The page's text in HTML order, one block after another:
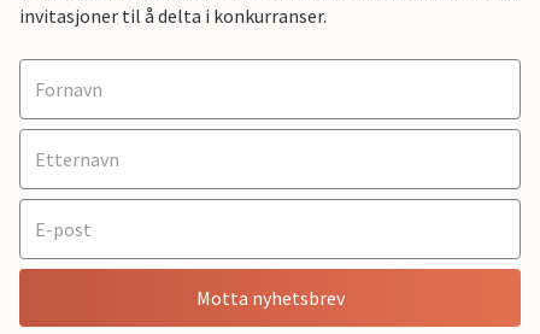
invitasjoner til å delta i konkurranser.
Motta nyhetsbrev